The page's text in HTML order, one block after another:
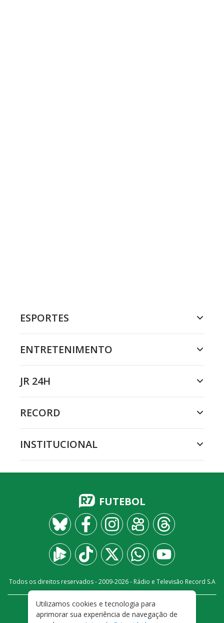
ESPORTES
ENTRETENIMENTO
JR 24H
RECORD
INSTITUCIONAL
FUTEBOL
Todos os direitos reservados - 2009-2026- Rádio e Televisão Record S.A
FALE CONOSCO
PRIVACIDADE
Utilizamos cookies e tecnologia para
aprimorar sua experiência de navegação de